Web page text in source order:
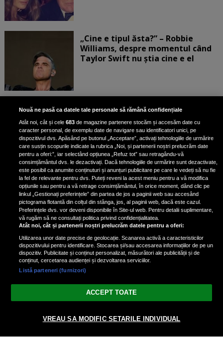
„Cine e tipul ăsta?” – Robbie
Williams, despre momentul când
Taylor Swift nu știa cine e el
Bruce Dickinson, solistul trupei
Iron Maiden, şi-a arătat talentul
de scrimer la un concurs în Franţa
Nicki Minaj, acuzată de agresiune
de fostul manager: Detalii șocante
din proces
Nicki Minaj le-a lăudat pe...
Vezi varianta Desktop
© 2026 radiodcnews.ro | Toate drepturile rezervate.
Nouă ne pasă ca datele tale personale să rămână confidențiale
Atât noi, cât și cele683 de magazine partenere stocăm și accesăm date cu
caracter personal, de exemplu date de navigare sau identificatori unici, pe
dispozitivul dvs. Apăsând pe butonul „Acceptare”, activați tehnologiile de urmărire
care susțin scopurile indicate la rubrica „Noi, și partenerii noștri prelucrăm date
pentru a oferi:”, iar selectând opțiunea „Refuz tot” sau retragându-vă
consimțământul dvs. le dezactivați. Dacă tehnologiile de urmărire sunt dezactivate,
este posibil ca anumite conținuturi și anunțuri publicitare pe care le vedeți să nu fie
la fel de relevante pentru dvs. Puteți reveni la acest meniu pentru a vă modifica
opțiunile sau pentru a vă retrage consimțământul, în orice moment, dând clic pe
linkul „Gestionați preferințele” din partea de jos a paginii web sau accesând
pictograma flotantă din colțul din stânga, jos, al paginii web, dacă este cazul.
Preferințele dvs. vor deveni disponibile în Site-ul web. Pentru detalii suplimentare,
vă rugăm să ne consultați politica privind confidențialitatea.
Atât noi, cât și partenerii noștri prelucrăm datele pentru a oferi:
Utilizarea unor date precise de geolocație. Scanarea activă a caracteristicilor
dispozitivului pentru identificare. Stocarea și/sau accesarea informațiilor de pe un
dispozitiv. Publicitate și conținut personalizat, măsurători ale publicității și de
conținut, cercetarea audienței și dezvoltarea serviciilor.
Listă parteneri (furnizori)
ACCEPT TOATE
VREAU SA MODIFIC SETARILE INDIVIDUAL